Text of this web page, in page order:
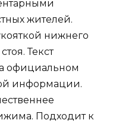
жителей.
нижнего
Текст
официальном
информации.
Подходит к